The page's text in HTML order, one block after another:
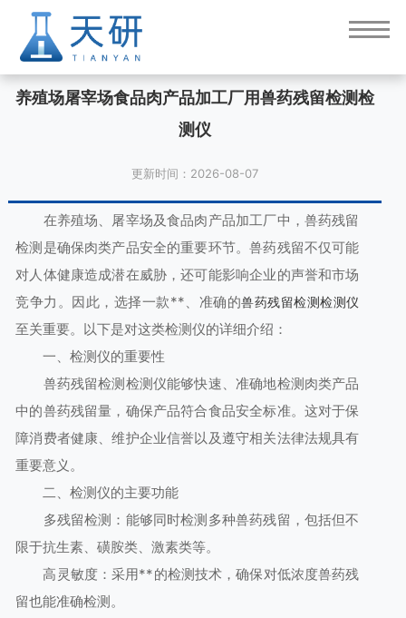
养殖场屠宰场食品肉产品加工厂用兽药残留检测检
测仪
更新时间：2026-08-07
在养殖场、屠宰场及食品肉产品加工厂中，兽药残留
检测是确保肉类产品安全的重要环节。兽药残留不仅可能
对人体健康造成潜在威胁，还可能影响企业的声誉和市场
竞争力。因此，选择一款**、准确的兽药残留检测检测仪
至关重要。以下是对这类检测仪的详细介绍：
一、检测仪的重要性
兽药残留检测检测仪能够快速、准确地检测肉类产品
中的兽药残留量，确保产品符合食品安全标准。这对于保
障消费者健康、维护企业信誉以及遵守相关法律法规具有
重要意义。
二、检测仪的主要功能
多残留检测：能够同时检测多种兽药残留，包括但不
限于抗生素、磺胺类、激素类等。
高灵敏度：采用**的检测技术，确保对低浓度兽药残
留也能准确检测。